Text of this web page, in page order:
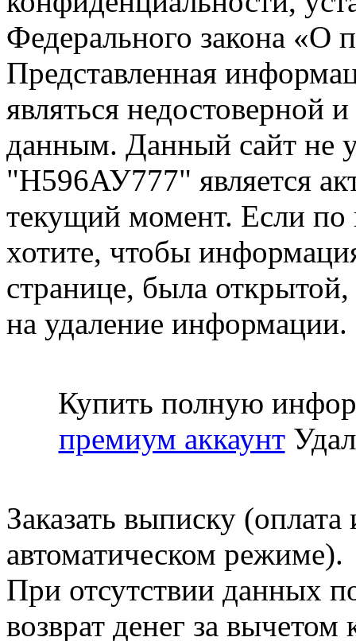
Федерального закона «О
Представленная
являться недостоверной
данным. Данный сайт не
"Н596АУ777" является
текущий момент. Если
хотите, чтобы
странице, была открытой,
на удаление информации.
Купить полную
премиум аккаунт
Заказать выписку
автоматическом режиме).
При отсутствии данных
возврат денег за